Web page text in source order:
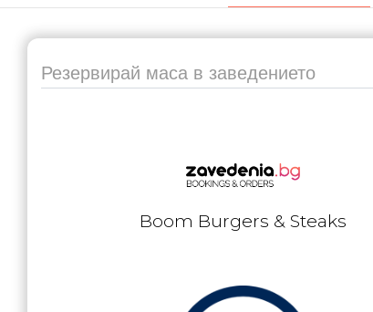
Бургас
В. Търново
Банско
Резервирай маса в заведението